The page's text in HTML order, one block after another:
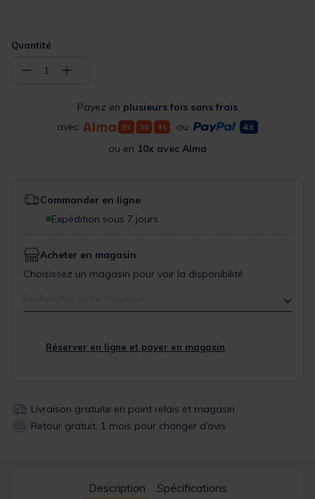
Quantité
− 1 +
Payez en plusieurs fois sans frais
avec
ou
ou en 10x avec Alma
Commander en ligne
Expédition sous 7 jours
Acheter en magasin
Choisissez un magasin pour voir la disponibilité
Réserver en ligne et payer en magasin
Livraison gratuite en point relais et magasin
Retour gratuit, 1 mois pour changer d’avis
Description Spécifications